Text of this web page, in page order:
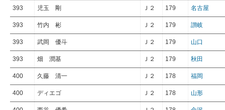
393 児玉 剛 Ｊ２ 179 名古屋
393 竹内 彬 Ｊ２ 179 讃岐
393 武岡 優斗 Ｊ２ 179 山口
393 畑 潤基 Ｊ２ 179 秋田
400 久藤 清一 Ｊ２ 178 福岡
400 ディエゴ Ｊ２ 178 山形